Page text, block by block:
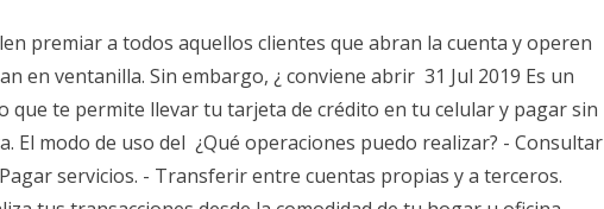
premiar a todos aquellos clientes que abran la cuenta y operen
en ventanilla. Sin embargo, ¿ conviene abrir 31 Jul 2019 Es un
que te permite llevar tu tarjeta de crédito en tu celular y pagar sin
El modo de uso del ¿Qué operaciones puedo realizar? - Consultar
servicios. - Transferir entre cuentas propias y a terceros.